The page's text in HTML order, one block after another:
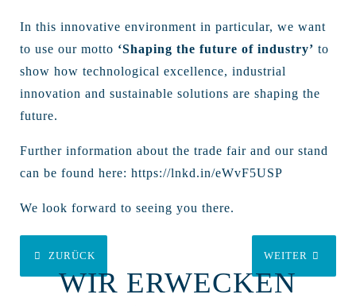
In this innovative environment in particular, we want
to use our motto ‘Shaping the future of industry’ to
show how technological excellence, industrial
innovation and sustainable solutions are shaping the
future.
Further information about the trade fair and our stand
can be found here: https://lnkd.in/eWvF5USP
We look forward to seeing you there.
ZURÜCK WEITER
WIR ERWECKEN